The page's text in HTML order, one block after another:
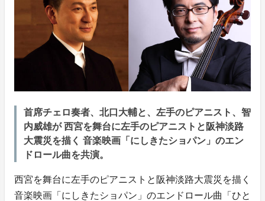
首席チェロ奏者、北口大輔と、左手のピアニスト、智
内威雄が 西宮を舞台に左手のピアニストと阪神淡路
大震災を描く 音楽映画「にしきたショパン」のエン
ドロール曲を共演。
西宮を舞台に左手のピアニストと阪神淡路大震災を描く
音楽映画「にしきたショパン」のエンドロール曲「ひと